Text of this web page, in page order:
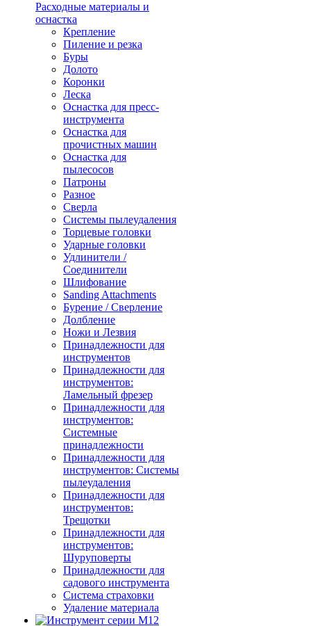
Расходные материалы и
оснастка
Крепление
Пиление и резка
Буры
Долото
Коронки
Леска
Оснастка для пресс-
инструмента
Оснастка для
прочистных машин
Оснастка для
пылесосов
Патроны
Разное
Сверла
Системы пылеудаления
Торцевые головки
Ударные головки
Удлинители /
Соединители
Шлифование
Sanding Attachments
Бурение / Сверление
Долбление
Ножи и Лезвия
Принадлежности для
инструментов
Принадлежности для
инструментов:
Ламельный фрезер
Принадлежности для
инструментов:
Системные
принадлежности
Принадлежности для
инструментов: Системы
пылеудаления
Принадлежности для
инструментов:
Трещотки
Принадлежности для
инструментов:
Шуруповерты
Принадлежности для
садового инструмента
Система страховки
Удаление материала